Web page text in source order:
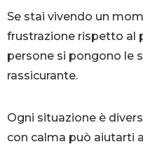
Se stai vivendo un
frustrazione rispetto al
persone si pongono le
rassicurante.
Ogni situazione è
con calma può aiutarti